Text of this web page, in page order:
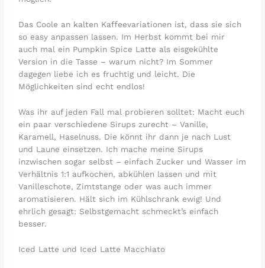
Das Coole an kalten Kaffeevariationen ist, dass sie sich
so easy anpassen lassen. Im Herbst kommt bei mir
auch mal ein Pumpkin Spice Latte als eisgekühlte
Version in die Tasse – warum nicht? Im Sommer
dagegen liebe ich es fruchtig und leicht. Die
Möglichkeiten sind echt endlos!
Was ihr auf jeden Fall mal probieren solltet: Macht euch
ein paar verschiedene Sirups zurecht – Vanille,
Karamell, Haselnuss. Die könnt ihr dann je nach Lust
und Laune einsetzen. Ich mache meine Sirups
inzwischen sogar selbst – einfach Zucker und Wasser im
Verhältnis 1:1 aufkochen, abkühlen lassen und mit
Vanilleschote, Zimtstange oder was auch immer
aromatisieren. Hält sich im Kühlschrank ewig! Und
ehrlich gesagt: Selbstgemacht schmeckt’s einfach
besser.
Iced Latte und Iced Latte Macchiato